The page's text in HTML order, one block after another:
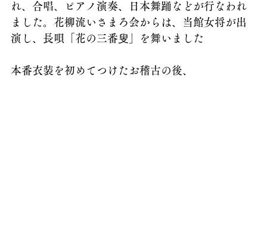
れ、合唱、ピアノ演奏、日本舞踊などが行なわれ
ました。花柳流いさまろ会からは、当館女将が出
演し、長唄「花の三番叟」を舞いました
本番衣装を初めてつけたお稽古の後、